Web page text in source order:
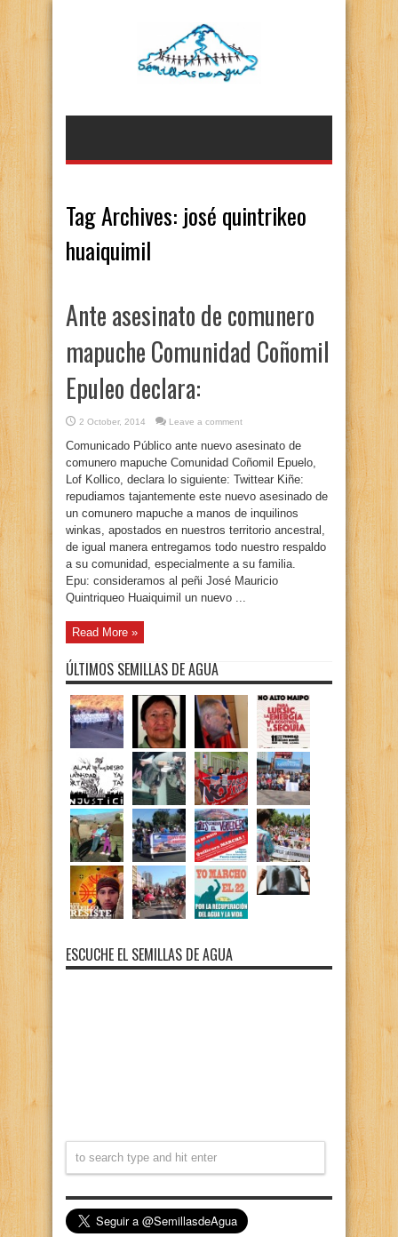
Tag Archives: josé quintrikeo
huaiquimil
Ante asesinato de comunero
mapuche Comunidad Coñomil
Epuleo declara:
2 October, 2014 Leave a comment
Comunicado Público ante nuevo asesinato de
comunero mapuche Comunidad Coñomil Epuelo,
Lof Kollico, declara lo siguiente: Twittear Kiñe:
repudiamos tajantemente este nuevo asesinado de
un comunero mapuche a manos de inquilinos
winkas, apostados en nuestros territorio ancestral,
de igual manera entregamos todo nuestro respaldo
a su comunidad, especialmente a su familia.
Epu: consideramos al peñi José Mauricio
Quintriqueo Huaiquimil un nuevo ...
Read More »
ÚLTIMOS SEMILLAS DE AGUA
ESCUCHE EL SEMILLAS DE AGUA